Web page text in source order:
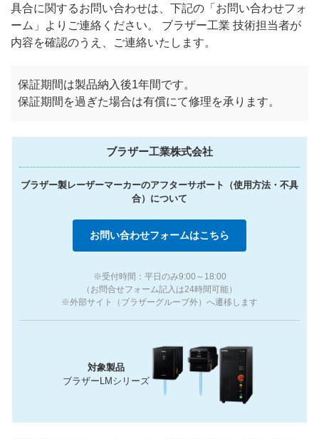
具合に関するお問い合わせは、下記の「お問い合わせフォ
ーム」よりご連絡ください。 ブラザー工業 技術担当者が
内容を確認のうえ、ご連絡いたします。
保証期間は製品納入後1年間です。
保証期間を過ぎた場合は有償にて修理を承ります。
ブラザー工業株式会社
ブラザー製レーザーマーカーのアフターサポート（使用方法・不具
合）について
お問い合わせフォームはこちら
※受付時間：平日のみ9:00～18:00
（お問合せフォーム記入は24時間可能）
※外部サイト（ブラザーグループ外）へ遷移します
対象製品
ブラザーLMシリーズ